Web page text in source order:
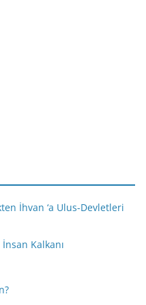
İhvan ‘a Ulus-Devletleri
Kalkanı